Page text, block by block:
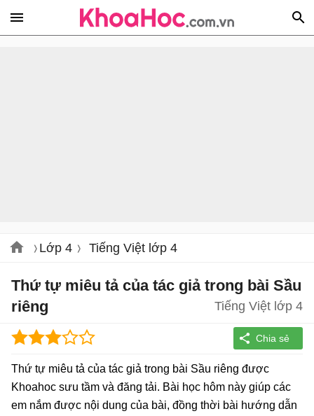
Lớp 4 Tiếng Việt lớp 4
Thứ tự miêu tả của tác giả trong bài Sầu
riêng
Tiếng Việt lớp 4
Thứ tự miêu tả của tác giả trong bài Sầu riêng được
Khoahoc sưu tầm và đăng tải. Bài học hôm này giúp các
em nắm được nội dung của bài, đồng thời bài hướng dẫn